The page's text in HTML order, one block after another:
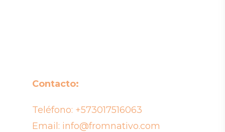
Contacto:
Teléfono: +573017516063
Email: info@fromnativo.com